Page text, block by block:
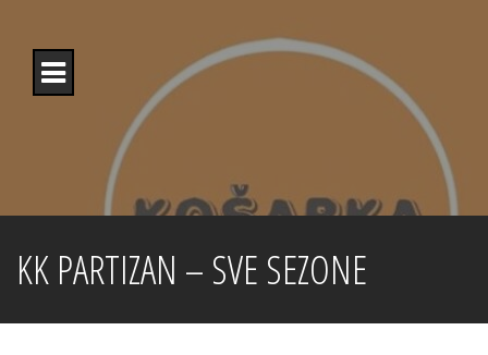
content
KK PARTIZAN – SVE SEZONE